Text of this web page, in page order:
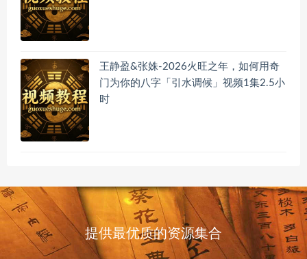
王静盈&张姝-2026火旺之年，如何用奇
门为你的八字「引水调候」视频1集2.5小
时
提供最优质的资源集合